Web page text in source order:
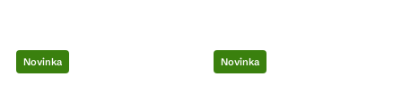
Novinka Novinka